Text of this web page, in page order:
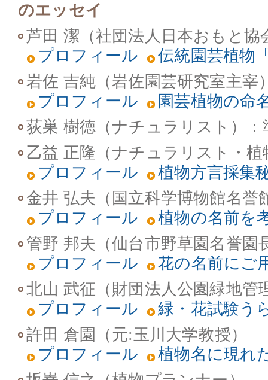
のエッセイ
芦田 潔（社団法人日本おもと協
プロフィール
伝統園芸植物
岩佐 吉純（岩佐園芸研究室主宰
プロフィール
園芸植物の命
荻巣 樹徳（ナチュラリスト）
乙益 正隆（ナチュラリスト・植
プロフィール
植物方言採集
金井 弘夫（国立科学博物館名誉
プロフィール
植物の名前を
管野 邦夫（仙台市野草園名誉園
プロフィール
花の名前にご
北山 武征（財団法人公園緑地管
プロフィール
緑・花試験う
許田 倉園（元:玉川大学教授）
プロフィール
植物名に現れ